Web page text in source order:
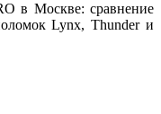
в Москве: сравнение
Lynx, Thunder и